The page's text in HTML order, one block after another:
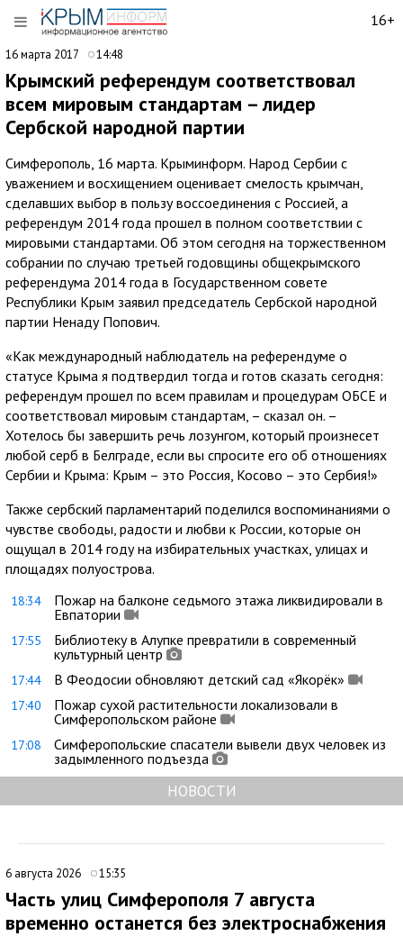
16+
16 марта 2017 14:48
Крымский референдум соответствовал
всем мировым стандартам – лидер
Сербской народной партии
Симферополь, 16 марта. Крыминформ. Народ Сербии с
уважением и восхищением оценивает смелость крымчан,
сделавших выбор в пользу воссоединения с Россией, а
референдум 2014 года прошел в полном соответствии с
мировыми стандартами. Об этом сегодня на торжественном
собрании по случаю третьей годовщины общекрымского
референдума 2014 года в Государственном совете
Республики Крым заявил председатель Сербской народной
партии Ненаду Попович.
«Как международный наблюдатель на референдуме о
статусе Крыма я подтвердил тогда и готов сказать сегодня:
референдум прошел по всем правилам и процедурам ОБСЕ и
соответствовал мировым стандартам, – сказал он. –
Хотелось бы завершить речь лозунгом, который произнесет
любой серб в Белграде, если вы спросите его об отношениях
Сербии и Крыма: Крым – это Россия, Косово – это Сербия!»
Также сербский парламентарий поделился воспоминаниями о
чувстве свободы, радости и любви к России, которые он
ощущал в 2014 году на избирательных участках, улицах и
площадях полуострова.
18:34
Пожар на балконе седьмого этажа ликвидировали в
Евпатории
17:55
Библиотеку в Алупке превратили в современный
культурный центр
17:44 В Феодосии обновляют детский сад «Якорёк»
17:40
Пожар сухой растительности локализовали в
Симферопольском районе
17:08
Симферопольские спасатели вывели двух человек из
задымленного подъезда
НОВОСТИ
6 августа 2026 15:35
Часть улиц Симферополя 7 августа
временно останется без электроснабжения